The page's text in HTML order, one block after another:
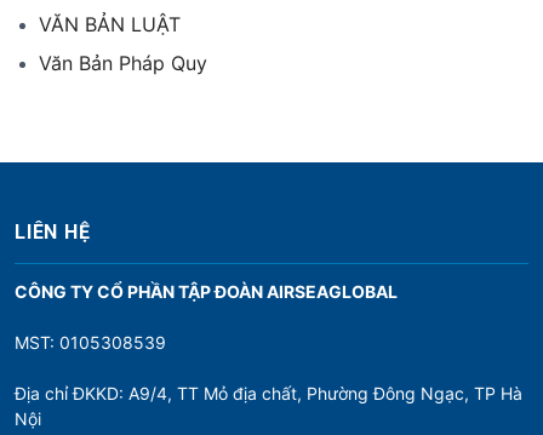
VĂN BẢN LUẬT
Văn Bản Pháp Quy
LIÊN HỆ
CÔNG TY CỔ PHẦN TẬP ĐOÀN AIRSEAGLOBAL
MST: 0105308539
Địa chỉ ĐKKD: A9/4, TT Mỏ địa chất, Phường Đông Ngạc, TP Hà
Nội